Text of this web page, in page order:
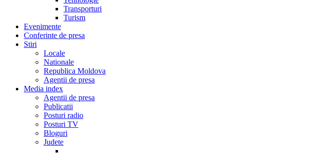
Transporturi
Turism
Evenimente
Conferinte de presa
Stiri
Locale
Nationale
Republica Moldova
Agentii de presa
Media index
Agentii de presa
Publicatii
Posturi radio
Posturi TV
Bloguri
Judete